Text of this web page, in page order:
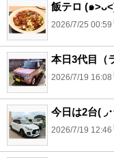
2026/7/25 00:59
本日3代目（
2026/7/19 16:08
今日は2台( ◞
2026/7/19 12:46